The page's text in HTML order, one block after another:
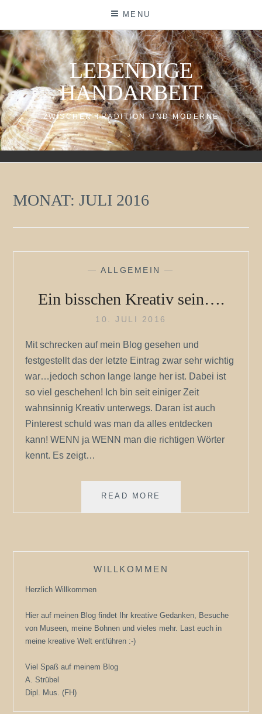
content
MENU
LEBENDIGE
HANDARBEIT
ZWISCHEN TRADITION UND MODERNE
MONAT:JULI 2016
—ALLGEMEIN —
Ein bisschen Kreativ sein….
10. JULI 2016
Mit schrecken auf mein Blog gesehen und
festgestellt das der letzte Eintrag zwar sehr wichtig
war…jedoch schon lange lange her ist. Dabei ist
so viel geschehen! Ich bin seit einiger Zeit
wahnsinnig Kreativ unterwegs. Daran ist auch
Pinterest schuld was man da alles entdecken
kann! WENN ja WENN man die richtigen Wörter
kennt. Es zeigt…
READ MORE
WILLKOMMEN
Herzlich Willkommen
Hier auf meinen Blog findet Ihr kreative Gedanken, Besuche
von Museen, meine Bohnen und vieles mehr. Last euch in
meine kreative Welt entführen :-)
Viel Spaß auf meinem Blog
A. Strübel
Dipl. Mus. (FH)